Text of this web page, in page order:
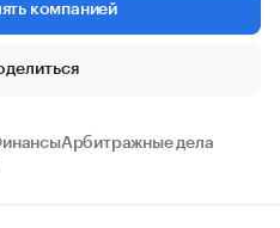
компанией
Арбитражные дела